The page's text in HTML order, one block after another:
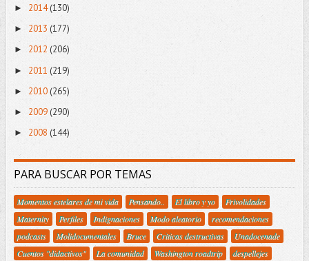
► 2014(130)
► 2013 (177)
► 2012 (206)
► 2011 (219)
► 2010(265)
► 2009 (290)
► 2008 (144)
PARA BUSCAR POR TEMAS
Momentos estelares de mi vida Pensando.. El libro y yo
Frivolidades
Maternity
Perfiles Indignaciones Modo aleatorio
recomendaciones
podcasts
Molidocumentales Bruce Criticas destructivas
Unadocenade
Cuentos "didactivos"
La comunidad Washington roadtrip
despellejes